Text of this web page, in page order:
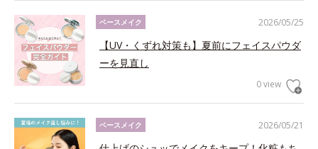
2026/05/25
ベースメイク
【UV・くずれ対策も】夏前にフェイスパウダ
ーを見直し
0 view
2026/05/21
ベースメイク